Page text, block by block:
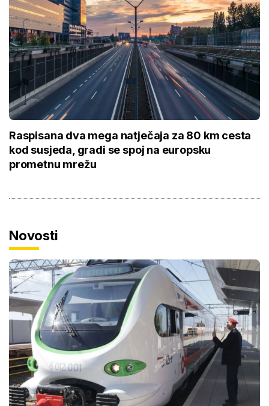
Raspisana dva mega natječaja za 80 km cesta
kod susjeda, gradi se spoj na europsku
prometnu mrežu
Novosti